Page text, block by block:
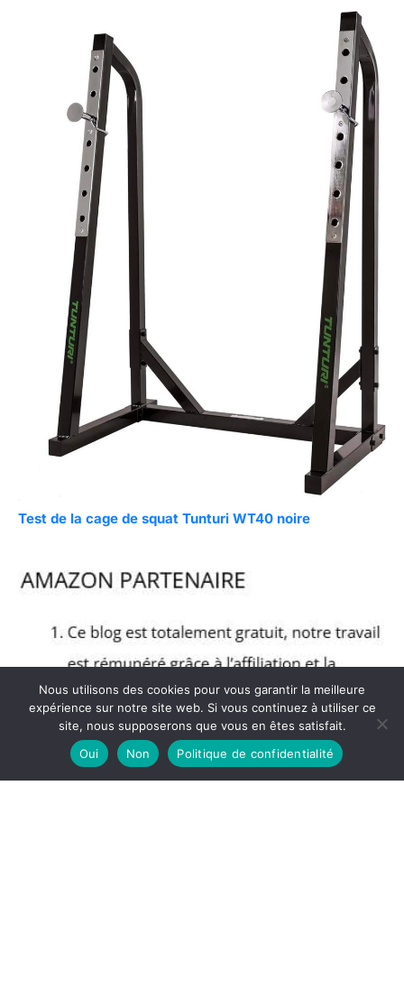
Test de la cage de squat Tunturi WT40 noire
Nous utilisons des cookies pour vous garantir la meilleure
expérience sur notre site web. Si vous continuez à utiliser ce
site, nous supposerons que vous en êtes satisfait.
Oui
Non Politique de confidentialité